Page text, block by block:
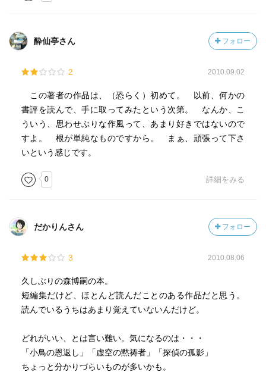
酔仙亭さん フォロー
2 2010.09.02
この著者の作品は、（恐らく）初めて。 以前、何かの
書評を読んで、手に取ってみたという次第。 なんか、こ
ういう、思わせぶりな作風って、あまり好きではないので
すよ。 根が単純なものですから。 まぁ、頑張って下さ
いという感じです。
0 詳細をみる
だかりんさん フォロー
3 2010.08.06
久しぶりの森博嗣の本。
短編集だけど、ほとんど読んだことのある作品だと思う。
読んでいるうちはあまり覚えていないんだけど。
どれがいい、とは言い難い。気になるのは・・・
「小鳥の恩返し」「虚空の黙祷者」「探偵の孤影」
ちょっと分かりづらいものが多いかも。